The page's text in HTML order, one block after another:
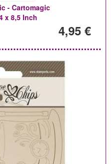
- Cartomagic
x 8,5 Inch
4,95 €